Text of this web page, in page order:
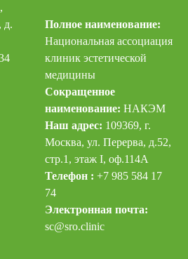
д.
Полное наименование:
Национальная ассоциация
клиник эстетической
медицины
Сокращенное
наименование: НАКЭМ
Наш адрес: 109369, г.
Москва, ул. Перерва, д.52,
стр.1, этаж I, оф.114А
Телефон : +7 985 584 17
74
Электронная почта:
sc@sro.clinic